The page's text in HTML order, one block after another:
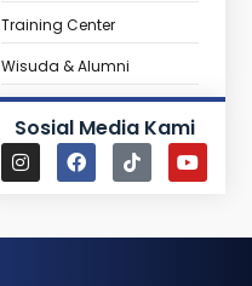
Training Center
Wisuda & Alumni
Sosial Media Kami